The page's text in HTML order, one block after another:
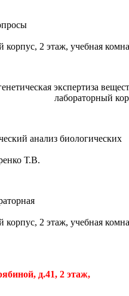
корпус, 2 этаж, учебная
экспертиза
корпус, 4
анализ биологических
Т.В.
корпус, 2 этаж, учебная
д.41, 2 этаж,